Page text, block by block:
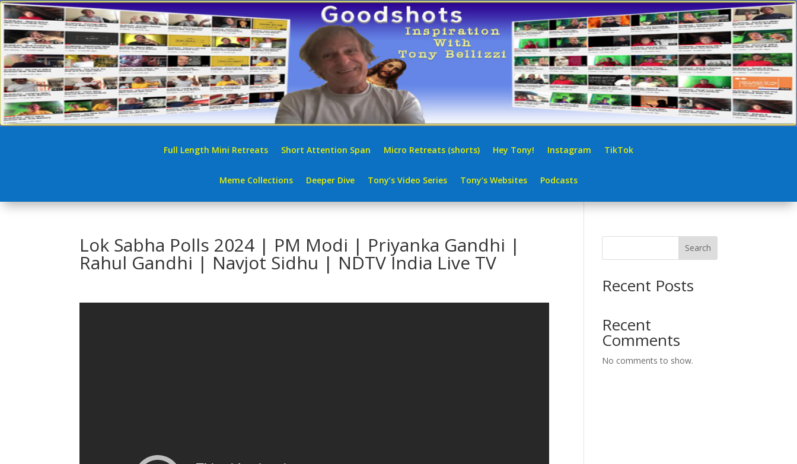
Full Length Mini Retreats Short Attention Span Micro Retreats (shorts) Hey Tony! Instagram TikTok
Meme Collections Deeper Dive Tony’s Video Series Tony’s Websites Podcasts
Lok Sabha Polls 2024 | PM Modi | Priyanka Gandhi |
Rahul Gandhi | Navjot Sidhu | NDTV India Live TV
Search
Recent Posts
Recent
Comments
No comments to show.